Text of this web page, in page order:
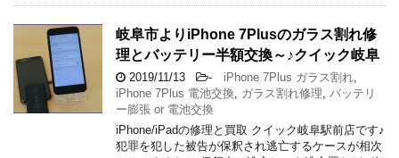
岐阜市よりiPhone 7Plusのガラス割れ修
理とバッテリー半額交換～♪クイック岐阜
2019/11/13 - iPhone 7Plus ガラス割れ,
iPhone 7Plus 電池交換, ガラス割れ修理, バッテリ
ー膨張 or 電池交換
iPhone/iPadの修理と買取 クイック岐阜駅前店です♪
犯罪を犯した被告が保釈され逃亡するケースが相次